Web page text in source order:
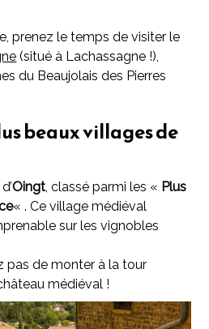
prenez le temps de visiter le
(situé à Lachassagne !),
du Beaujolais des Pierres
beaux villages de
Oingt, classé parmi les « Plus
« . Ce village médiéval
sur les vignobles
pas de monter à la tour
médiéval !